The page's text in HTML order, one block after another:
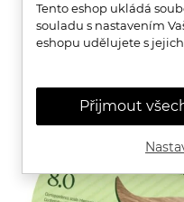
Tento eshop ukládá
souladu s nastavením
eshopu udělujete s
Přijmout